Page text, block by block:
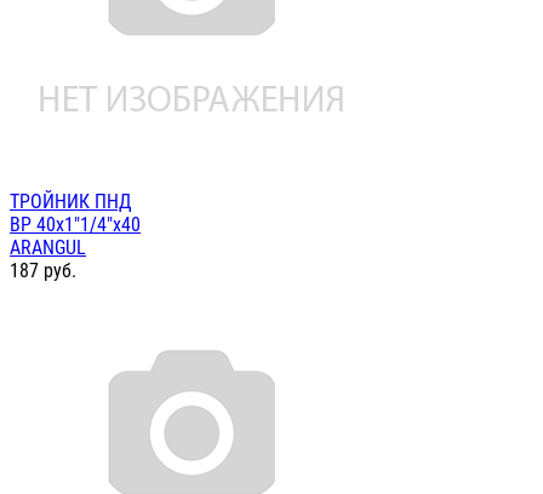
ТРОЙНИК ПНД
ВР 40х1"1/4"х40
ARANGUL
187 руб.